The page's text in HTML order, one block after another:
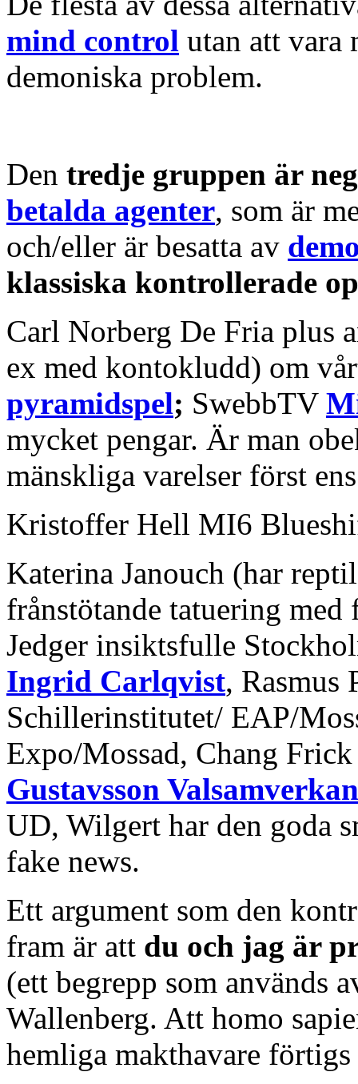
mind control utan att vara
demoniska problem.
Den tredje gruppen är
betalda agenter, som är
och/eller är besatta av
klassiska kontrollerade
Carl Norberg De Fria plus
ex med kontokludd) om
pyramidspel; SwebbTV
mycket pengar. Är man
mänskliga varelser först
Kristoffer Hell MI6
Katerina Janouch (har
frånstötande tatuering
Jedger insiktsfulle
Ingrid Carlqvist, Rasmus
Schillerinstitutet/ EAP/
Expo/Mossad, Chang
Gustavsson
UD, Wilgert har den goda
fake news.
Ett argument som den
fram är att du och jag är
(ett begrepp som används
Wallenberg. Att homo
hemliga makthavare